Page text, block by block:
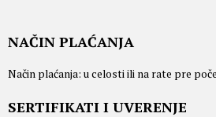
NAČIN PLAĆANJA
Način plaćanja: u celosti ili na rate pre
SERTIFIKATI I UVERENJE